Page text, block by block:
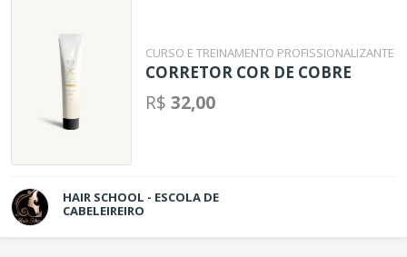
CURSO E TREINAMENTO PROFISSIONALIZANTE
CORRETOR COR DE COBRE
R$32,00
HAIR SCHOOL - ESCOLA DE
CABELEIREIRO